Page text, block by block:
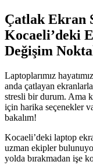
Çatlak Ekran
Kocaeli’deki
Değişim
Laptoplarımız
anda çatlayan
stresli bir durum. Ama
için harika seçenekler
bakalım!
Kocaeli’deki laptop
uzman ekipler
yolda bırakmadan işe